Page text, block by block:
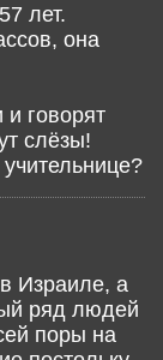
лет.
она
и говорят
слёзы!
Израиле, а
ряд людей
поры на